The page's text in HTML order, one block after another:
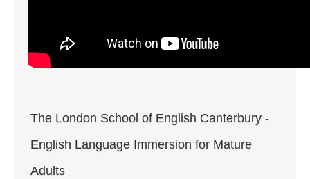
The London School of English Canterbury -
English Language Immersion for Mature
Adults